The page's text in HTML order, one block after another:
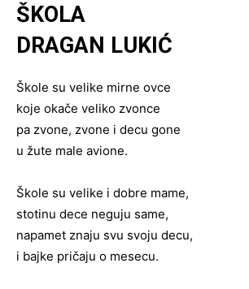
ŠKOLA
DRAGAN LUKIĆ
Škole su velike mirne ovce
koje okače veliko zvonce
pa zvone, zvone i decu gone
u žute male avione.
Škole su velike i dobre mame,
stotinu dece neguju same,
napamet znaju svu svoju decu,
i bajke pričaju o mesecu.